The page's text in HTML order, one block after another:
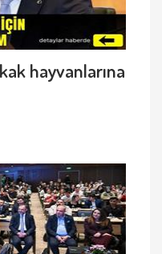
hayvanlarına